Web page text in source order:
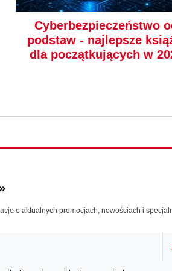
62.37 zł
99.00 zł (-37%)
Kurs video. Podstawy
Cyberbezpieczeństwo
podstaw - najlepsze
dla początkujących w
o aktualnych promocjach, nowościach i